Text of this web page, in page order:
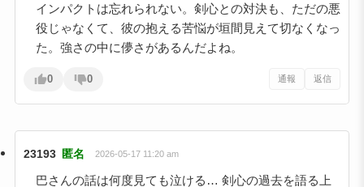
インパクトは忘れられない。剣心との対決も、ただの悪
役じゃなくて、彼の抱える苦悩が垣間見えて切なくなっ
た。強さの中に儚さがあるんだよね。
0 0 通報 返信
23193 匿名 2026-05-17 11:20 am
巴さんの話は何度見ても泣ける… 剣心の過去を語る上